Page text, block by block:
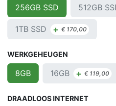
256GB SSD 512GB
1TB SSD + € 170,00
WERKGEHEUGEN
8GB 16GB + € 119,00
DRAADLOOS INTERNET